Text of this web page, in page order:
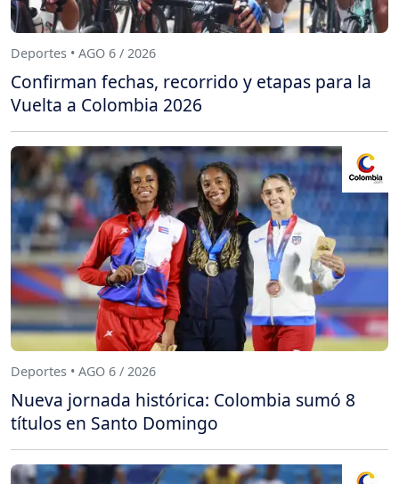
Deportes • AGO 6 / 2026
Confirman fechas, recorrido y etapas para la
Vuelta a Colombia 2026
Deportes • AGO 6 / 2026
Nueva jornada histórica: Colombia sumó 8
títulos en Santo Domingo